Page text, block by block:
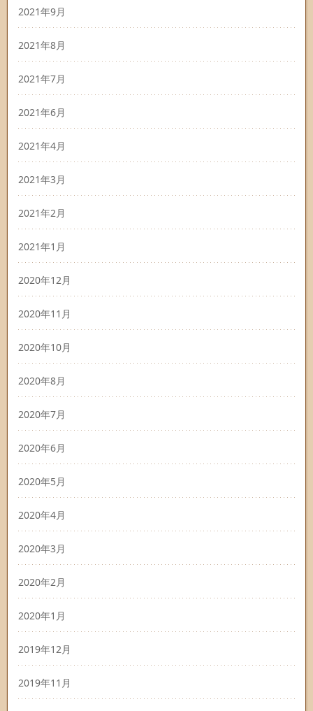
2021年9月
2021年8月
2021年7月
2021年6月
2021年4月
2021年3月
2021年2月
2021年1月
2020年12月
2020年11月
2020年10月
2020年8月
2020年7月
2020年6月
2020年5月
2020年4月
2020年3月
2020年2月
2020年1月
2019年12月
2019年11月